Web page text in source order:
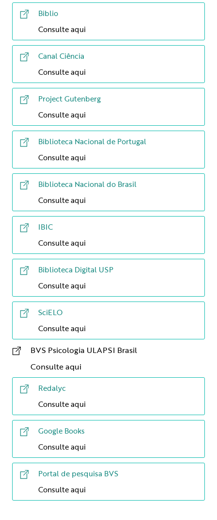
Biblio
Consulte aqui
Canal Ciência
Consulte aqui
Project Gutenberg
Consulte aqui
Biblioteca Nacional de Portugal
Consulte aqui
Biblioteca Nacional do Brasil
Consulte aqui
IBIC
Consulte aqui
Biblioteca Digital USP
Consulte aqui
SciELO
Consulte aqui
BVS Psicologia ULAPSI Brasil
Consulte aqui
Redalyc
Consulte aqui
Google Books
Consulte aqui
Portal de pesquisa BVS
Consulte aqui